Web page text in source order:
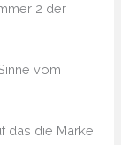
2 der
vom
das die Marke